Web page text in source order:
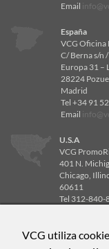
VCG utiliza
Email
España
VCG Oficina
C/ Berna s/n
Europa 31 –
28224
Madrid
Tel +34 91
Email
U.S.A
VCG
401 N.
Chicago,
60611
Tel 312-840-
U.S.A